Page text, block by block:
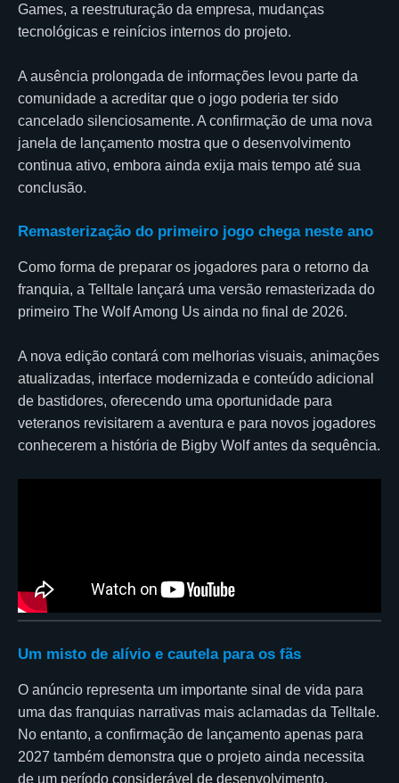
Games, a reestruturação da empresa, mudanças
tecnológicas e reinícios internos do projeto.
A ausência prolongada de informações levou parte da
comunidade a acreditar que o jogo poderia ter sido
cancelado silenciosamente. A confirmação de uma nova
janela de lançamento mostra que o desenvolvimento
continua ativo, embora ainda exija mais tempo até sua
conclusão.
Remasterização do primeiro jogo chega neste ano
Como forma de preparar os jogadores para o retorno da
franquia, a Telltale lançará uma versão remasterizada do
primeiro The Wolf Among Us ainda no final de 2026.
A nova edição contará com melhorias visuais, animações
atualizadas, interface modernizada e conteúdo adicional
de bastidores, oferecendo uma oportunidade para
veteranos revisitarem a aventura e para novos jogadores
conhecerem a história de Bigby Wolf antes da sequência.
Um misto de alívio e cautela para os fãs
O anúncio representa um importante sinal de vida para
uma das franquias narrativas mais aclamadas da Telltale.
No entanto, a confirmação de lançamento apenas para
2027 também demonstra que o projeto ainda necessita
de um período considerável de desenvolvimento.